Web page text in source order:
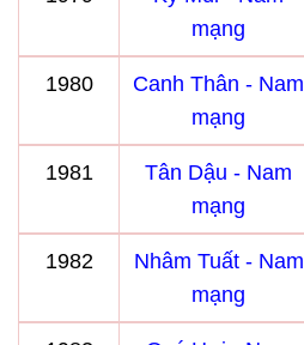
mạng
1980
Canh Thân - Nam
mạng
1981
Tân Dậu - Nam
mạng
1982
Nhâm Tuất - Nam
mạng